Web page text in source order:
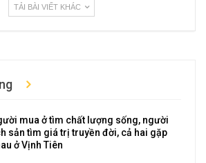
TẢI BÀI VIẾT KHÁC
mua ở tìm chất lượng sống, người
sản tìm giá trị truyền đời, cả hai gặp
ở Vịnh Tiên